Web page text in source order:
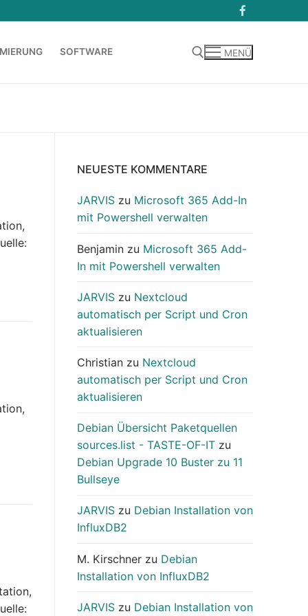
SOFTWARE MENÜ
NEUESTE KOMMENTARE
JARVIS zu Microsoft 365 Add-In
mit Powershell verwalten
Benjamin zu Microsoft 365 Add-
In mit Powershell verwalten
JARVIS zu Nextcloud
automatisch per Script und Cron
aktualisieren
Christian zu Nextcloud
automatisch per Script und Cron
aktualisieren
Debian Übersicht Paketquellen
sources.list - TASTE-OF-IT zu
Debian Upgrade 10 Buster zu 11
Bullseye
JARVIS zu Debian Installation von
InfluxDB2
M. Kirschner zu Debian
Installation von InfluxDB2
JARVIS zu Debian Installation von